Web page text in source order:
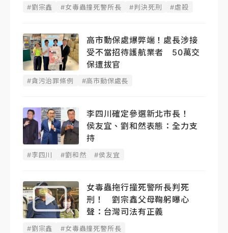
#劉宗鑫 #女毒蟲撞死警所長 #判決死刑 #虐殺
高市動保處爆弊端！處長涉接
受不當招待護航業者 50萬交
保遭拔官
#貪污治罪條例 #高市動保處長
李四川確定參選新北市長！
侯友宜、劉和然表態：全力支
持
#李四川 #劉和然 #侯友宜
女毒蟲拖行撞死警所長判死
刑！ 劉宗鑫父母鞠躬曝心
聲：台灣司法有正義
#劉宗鑫 #女毒蟲撞死警所長